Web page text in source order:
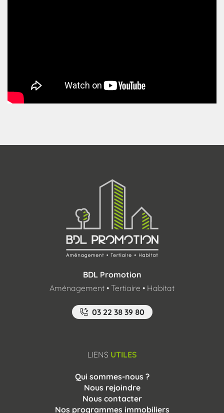
BDL Promotion
Aménagement • Tertiaire • Habitat
03 22 38 39 80
LIENS UTILES
Qui sommes-nous ?
Nous rejoindre
Nous contacter
Nos programmes immobiliers